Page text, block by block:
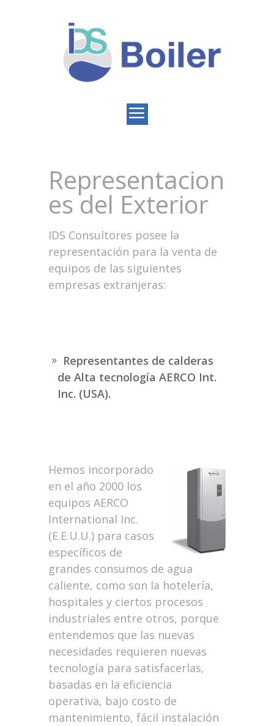
Representacion
es del Exterior
IDS Consultores posee la
representación para la venta de
equipos de las siguientes
empresas extranjeras:
Representantes de calderas
de Alta tecnología AERCO Int.
Inc. (USA).
Hemos incorporado
en el año 2000 los
equipos AERCO
International Inc.
(E.E.U.U.) para casos
específicos de
grandes consumos de agua
caliente, como son la hotelería,
hospitales y ciertos procesos
industriales entre otros, porque
entendemos que las nuevas
necesidades requieren nuevas
tecnología para satisfacerlas,
basadas en la eficiencia
operativa, bajo costo de
mantenimiento, fácil instalación